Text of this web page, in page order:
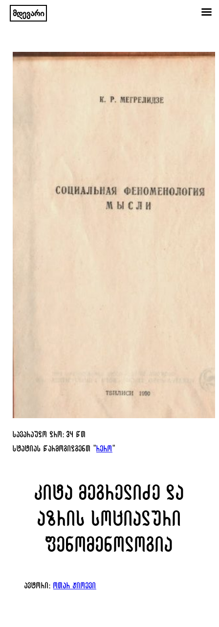
სავარაუდო დრო: 34 წთ
სტატიას წარმოგიდგენთ "რერო"
კიტა მეგრელიძე და
აზრის სოციალური
ფენომენოლოგია
ავტორი: ოთარ ჯიოევი
მდევარი